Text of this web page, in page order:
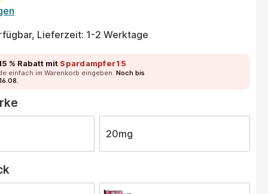
Bewertung von 5 von 5 Sternen
Lieferzeit: 1-2 Werktage
% Rabatt mit Spardampfer15
einfach im Warenkorb eingeben.Noch bis
20mg